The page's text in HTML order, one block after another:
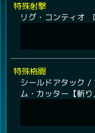
特殊射撃
リグ・コンティオ
特殊格闘
シールドアタック
ム・カッター【斬り